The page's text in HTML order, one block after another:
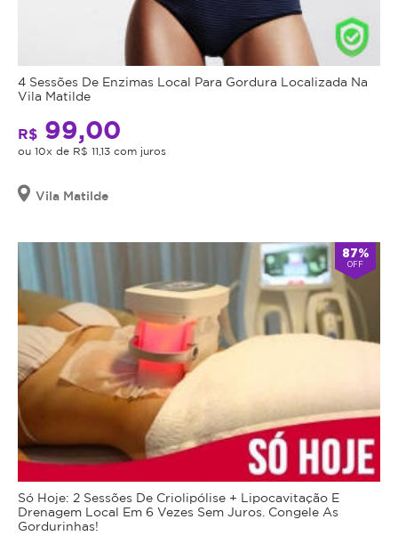
4 Sessões De Enzimas Local Para Gordura Localizada Na
Vila Matilde
R$ 99,00
ou 10x de R$ 11,13 com juros
Vila Matilde
87%
OFF
Só Hoje: 2 Sessões De Criolipólise + Lipocavitação E
Drenagem Local Em 6 Vezes Sem Juros. Congele As
Gordurinhas!